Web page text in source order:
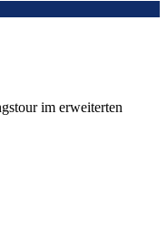
im erweiterten